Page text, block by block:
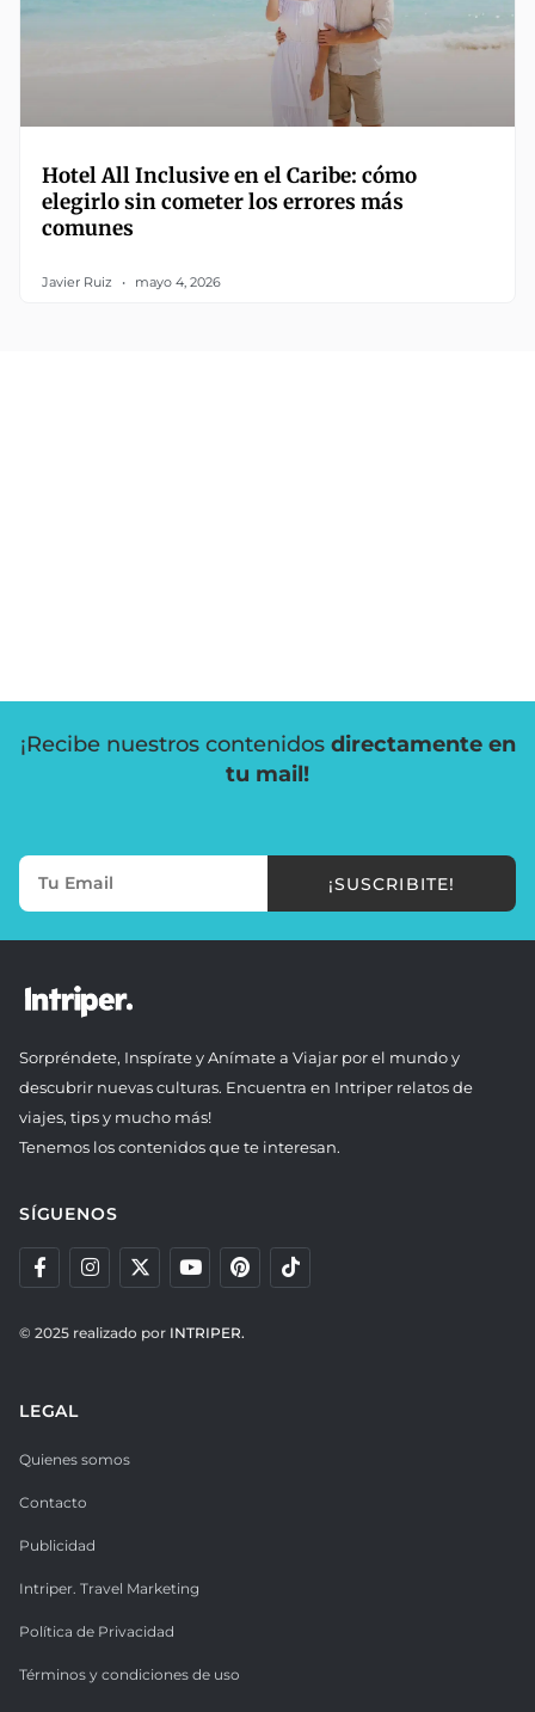
Hotel All Inclusive en el Caribe: cómo
elegirlo sin cometer los errores más
comunes
Javier Ruiz mayo 4, 2026
¡Recibe nuestros contenidos directamente en
tu mail!
¡SUSCRIBITE!
Sorpréndete, Inspírate y Anímate a Viajar por el mundo y
descubrir nuevas culturas. Encuentra en Intriper relatos de
viajes, tips y mucho más!
Tenemos los contenidos que te interesan.
SÍGUENOS
© 2025 realizado por INTRIPER.
LEGAL
Quienes somos
Contacto
Publicidad
Intriper. Travel Marketing
Política de Privacidad
Términos y condiciones de uso